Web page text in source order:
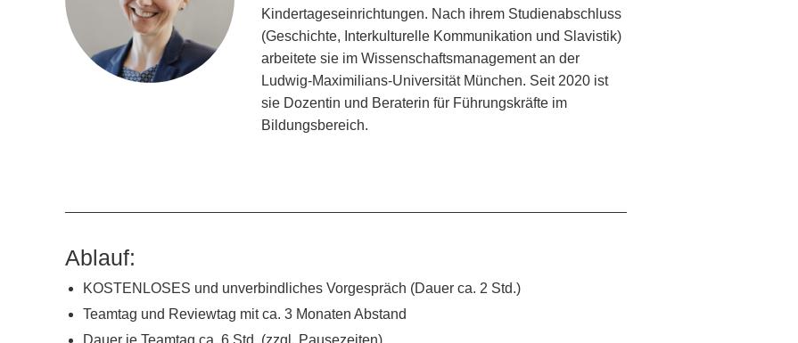
Kindertageseinrichtungen. Nach ihrem Studienabschluss
(Geschichte, Interkulturelle Kommunikation und Slavistik)
arbeitete sie im Wissenschaftsmanagement an der
Ludwig-Maximilians-Universität München. Seit 2020 ist
sie Dozentin und Beraterin für Führungskräfte im
Bildungsbereich.
Ablauf:
KOSTENLOSES und unverbindliches Vorgespräch (Dauer ca. 2 Std.)
Teamtag und Reviewtag mit ca. 3 Monaten Abstand
Dauer je Teamtag ca. 6 Std. (zzgl. Pausezeiten)